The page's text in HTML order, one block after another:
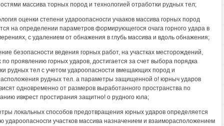
массива торных пород и технологией отработки рудных тел;
оценки степени удароопасносги учааков массива горных пород
на определении параметров формирующегося очага горного удара в
с удалением от обнажения в глубь массива и вдоль обнажения;
безопасности ведения горных работ, на участках месторождений,
проявлению горных ударов, достигается за счет выбора порядка
рудных тел с учетом удароопасности вмещающих пород и
рудных тел. а параметры защищенной о! юрныч ударов
одновременно от размеров выработанного пространства по
ивкрест простирания защитно! о рудного юла;
локальных способов предотвращения юрных ударов определяется
удароопасносги участков массива назначением и взаиморасположением